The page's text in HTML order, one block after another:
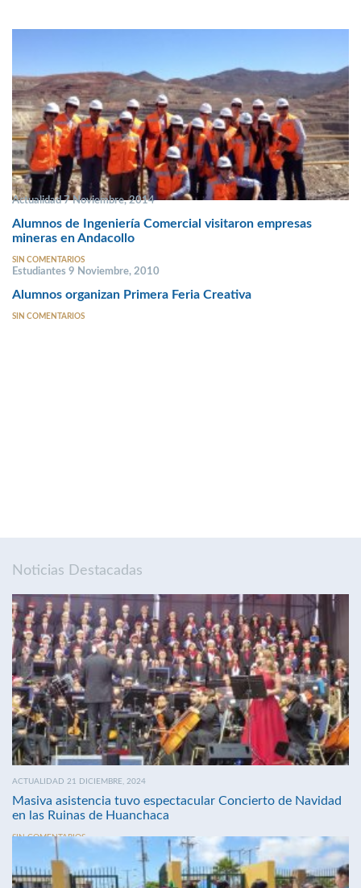
Actualidad 7 Noviembre, 2014
Alumnos de Ingeniería Comercial visitaron empresas
mineras en Andacollo
SIN COMENTARIOS
Estudiantes 9 Noviembre, 2010
Alumnos organizan Primera Feria Creativa
SIN COMENTARIOS
Noticias Destacadas
ACTUALIDAD 21 DICIEMBRE, 2024
Masiva asistencia tuvo espectacular Concierto de Navidad
en las Ruinas de Huanchaca
SIN COMENTARIOS